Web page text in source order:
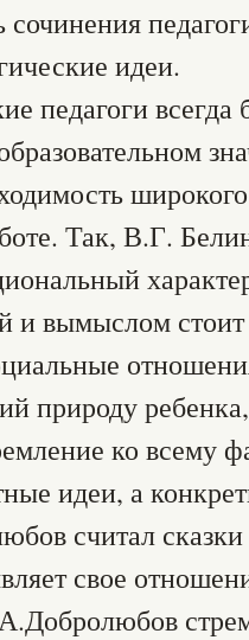
сочинения
идеи.
педагоги
Так, В.Г.
и вымыслом
природу
ко всему
идеи, а
считал
свое